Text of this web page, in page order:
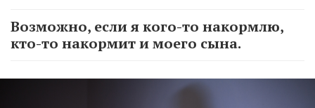
Возможно, если я кого-то накормлю,
кто-то накормит и моего сына.